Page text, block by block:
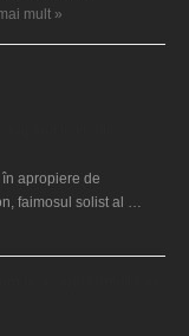
mult »
apropiere de
faimosul solist al …